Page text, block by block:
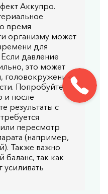
Аккупро.
время
организму может
для
давление
это может
головокружению
Попробуйте
и после
результаты с
пересмотр
(например,
Также важно
так как